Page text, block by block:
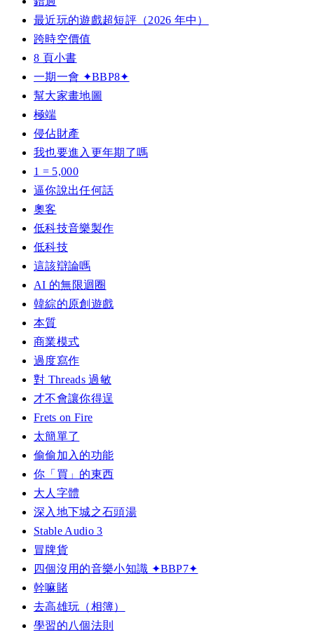
最近玩的遊戲超短評（2026 年中）
跨時空價值
8 頁小書
一期一會 ✦BBP8✦
幫大家畫地圖
極端
侵佔財產
我也要進入更年期了嗎
1 = 5,000
逼你說出任何話
奧客
低科技音樂製作
低科技
這該辯論嗎
AI 的無限迴圈
韓綜的原創遊戲
本質
商業模式
過度寫作
對 Threads 過敏
才不會讓你得逞
Frets on Fire
太簡單了
偷偷加入的功能
你「買」的東西
大人字體
深入地下城之石頭湯
Stable Audio 3
冒牌貨
四個沒用的音樂小知識 ✦BBP7✦
幹嘛賭
去高雄玩（相簿）
學習的八個法則